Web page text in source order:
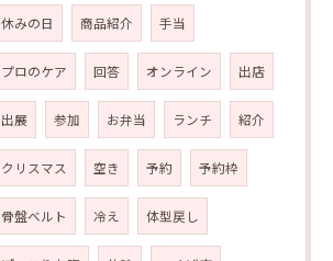
休みの日 商品紹介 手当
プロのケア 回答 オンライン 出店
出展 参加 お弁当 ランチ 紹介
クリスマス 空き 予約 予約枠
骨盤ベルト 冷え 体型戻し